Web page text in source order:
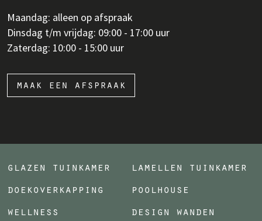
Maandag: alleen op afspraak
Dinsdag t/m vrijdag: 09:00 - 17:00 uur
Zaterdag: 10:00 - 15:00 uur
maak een afspraak
glazen tuinkamer
lamellen tuinkamer
doekoverkapping
poolhouse
wellness
design wanden